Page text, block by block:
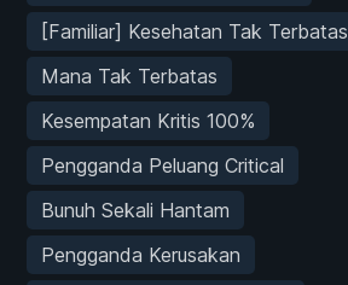
[Familiar] Kesehatan Tak Terbatas
Mana Tak Terbatas
Kesempatan Kritis 100%
Pengganda Peluang Critical
Bunuh Sekali Hantam
Pengganda Kerusakan